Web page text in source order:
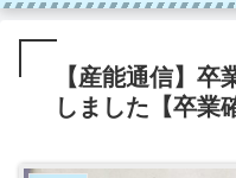
【産能通信】
しました【卒業